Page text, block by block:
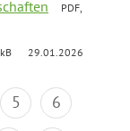
PDF,
29.01.2026
5
6